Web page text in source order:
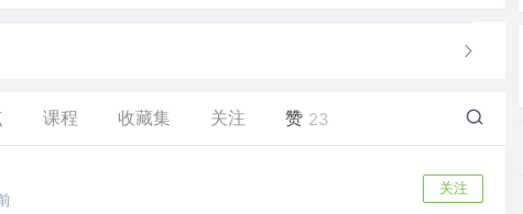
课程 收藏集 关注 赞 23
关注